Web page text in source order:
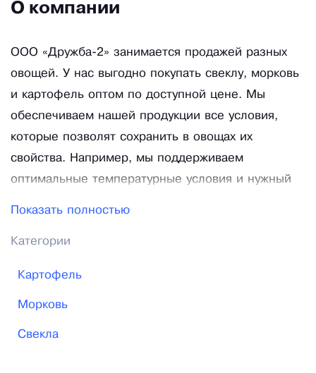
О компании
ООО «Дружба-2» занимается продажей разных
овощей. У нас выгодно покупать свеклу, морковь
и картофель оптом по доступной цене. Мы
обеспечиваем нашей продукции все условия,
которые позволят сохранить в овощах их
свойства. Например, мы поддерживаем
оптимальные температурные условия и нужный
покупатели получают продукцию, пригодную для
быстро подготовить их к посадке. Если вы не
знаете, как правильно выращивать или хранить
Показать полностью
Категории
Картофель
Морковь
Свекла